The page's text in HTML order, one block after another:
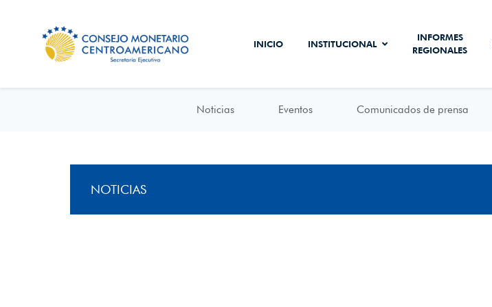
INICIO INSTITUCIONAL
INFORMES
REGIONALES
Noticias Eventos Comunicados de prensa
NOTICIAS